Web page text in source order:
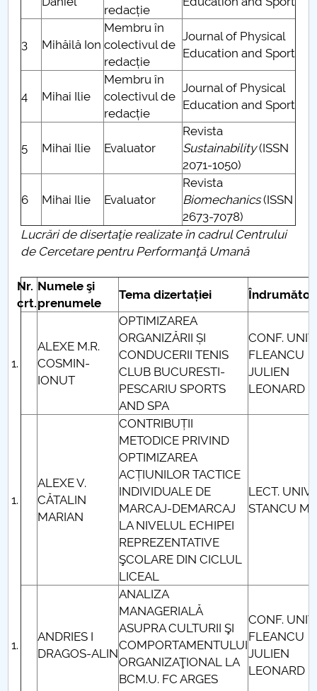
redacție
3 Mihăilă Ion
Membru în
colectivul de
redacție
Journal of Physical
Education and Sport
4 Mihai Ilie
Membru în
colectivul de
redacție
Journal of Physical
Education and Sport
5 Mihai Ilie Evaluator
Revista
Sustainability(ISSN
2071-1050)
6 Mihai Ilie Evaluator
Revista
Biomechanics(ISSN
2673-7078)
Lucrări de disertaţie realizate în cadrul Centrului
de Cercetare pentru Performanţă Umană
Nr.
crt.
Numele şi
prenumele
Tema dizertației Îndrumător
ALEXE M.R.
COSMIN-
IONUT
OPTIMIZAREA
ORGANIZĂRII ȘI
CONDUCERII TENIS
CLUB BUCURESTI-
PESCARIU SPORTS
AND SPA
CONF.
FLEANCU
JULIEN
LEONARD
ALEXE V.
CĂTALIN
MARIAN
CONTRIBUȚII
METODICE PRIVIND
OPTIMIZAREA
ACȚIUNILOR TACTICE
INDIVIDUALE DE
MARCAJ-DEMARCAJ
LA NIVELUL ECHIPEI
REPREZENTATIVE
ŞCOLARE DIN CICLUL
LICEAL
LECT. UNIV.
STANCU
ANDRIES I
DRAGOS-ALIN
ANALIZA
MANAGERIALĂ
ASUPRA CULTURII ŞI
COMPORTAMENTULUI
ORGANIZAŢIONAL LA
BCM.U. FC ARGES
CONF.
FLEANCU
JULIEN
LEONARD